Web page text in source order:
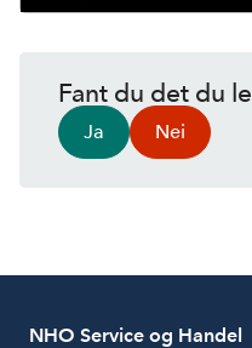
Fant du det du
Ja Nei
NHO Service og Handel